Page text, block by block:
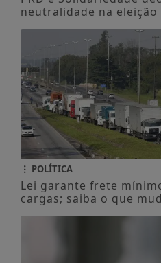
neutralidade na
POLÍTICA
Lei garante frete
cargas; saiba o que